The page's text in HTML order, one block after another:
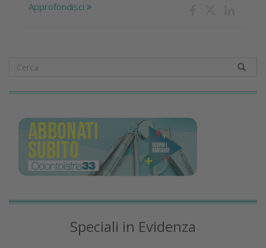
Approfondisci
Speciali in Evidenza